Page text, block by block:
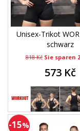
Unisex-Trikot
schwarz
818 Kč Sie sparen
573 Kč
-15%